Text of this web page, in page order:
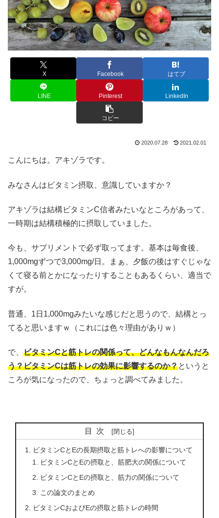
X Facebook はてブ
LINE Pinterest LinkedIn
コピー
2020.07.28 2021.02.01
こんにちは。アキゾラです。
みなさんはビタミン摂取、意識していますか？
アキゾラは結構ビタミンC信者みたいなところがあって、
一時期は結構積極的に摂取していました。
今も、サプリメントで必ず取ってます。基本は毎食後、
1,000mgずつで3,000mg/日。まぁ、夕飯の後はすぐじゃな
くて寝る前とかになったりすることもあるくらい、適当で
すが。
普通、1日1,000mgみたいな感じだと思うので、結構とっ
てると思いますｗ（これには色々理由がありｗ）
で、 ビタミンCと筋トレの関係って、どんなもんなんだろ
う？ビタミンCは筋トレの効果に影響するのか？というと
ころが気になったので、ちょっと調べてみました。
目次
ビタミンCとEの長期摂取と筋トレへの影響について
ビタミンCとEの摂取と、筋肥大の関係について
ビタミンCとEの摂取と、筋力の関係について
この論文のまとめ
ビタミンCおよびEの摂取と筋トレの時間